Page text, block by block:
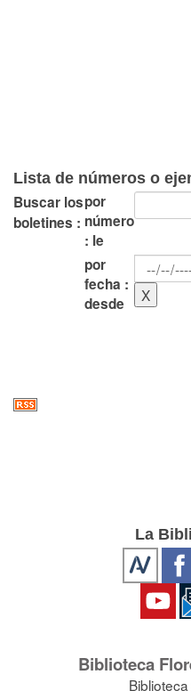
Lista de números o
Buscar los
boletines :
por
número
: le
por
fecha :
desde
La
Biblioteca